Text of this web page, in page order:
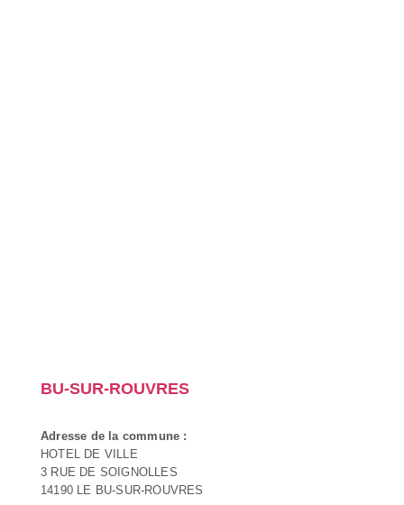
BU-SUR-ROUVRES
Adresse de la commune :
HOTEL DE VILLE
3 RUE DE SOIGNOLLES
14190 LE BU-SUR-ROUVRES